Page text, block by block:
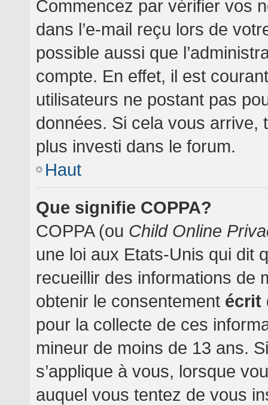
Commencez par vérifier vos
dans l’e-mail reçu lors de
possible aussi que
compte. En effet, il est
utilisateurs ne postant pas
données. Si cela vous
plus investi dans le forum.
Haut
Que signifie COPPA?
COPPA (ou Child Online
une loi aux Etats-Unis qui dit
recueillir des informations de
obtenir le consentement écrit
pour la collecte de ces
mineur de moins de 13 ans.
s’applique à vous, lorsque
auquel vous tentez de vous